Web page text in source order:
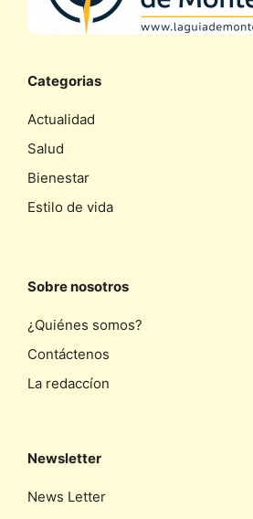
Categorias
Actualidad
Salud
Bienestar
Estilo de vida
Sobre nosotros
¿Quiénes somos?
Contáctenos
La redaccíon
Newsletter
News Letter